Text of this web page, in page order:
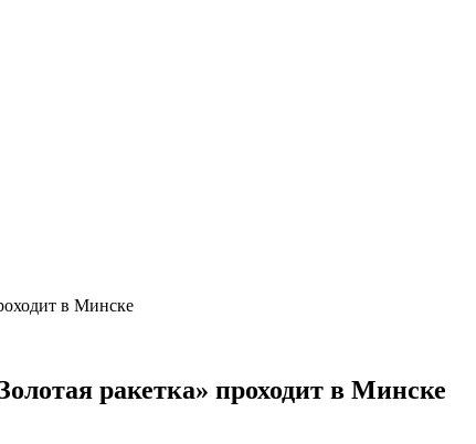
в Минске
ракетка» проходит в Минске